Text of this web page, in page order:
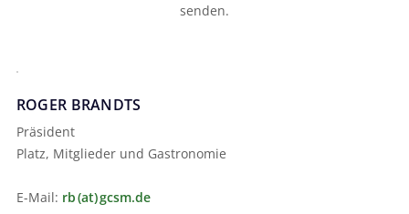
senden.
ROGER BRANDTS
Präsident
Platz, Mitglieder und Gastronomie
E-Mail: rb (at) gcsm.de